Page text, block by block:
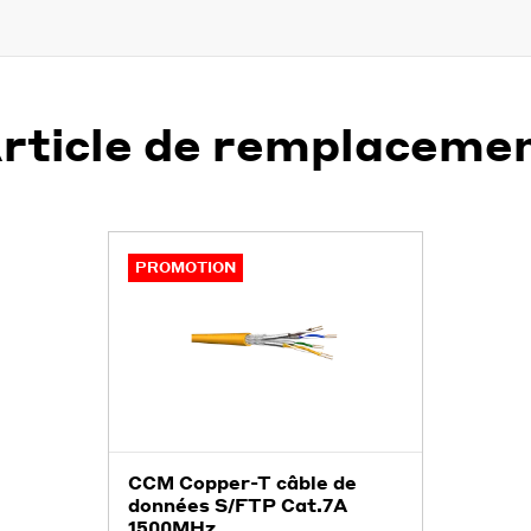
de
PROMOTION
CCM Copper-T câble de
données S/FTP Cat.7A